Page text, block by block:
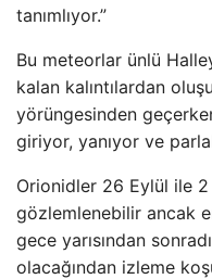
tanımlıyor.”
Bu meteorlar ünlü
kalan kalıntılardan
yörüngesinden
giriyor, yanıyor ve
Orionidler 26 Eylül ile 2
gözlemlenebilir ancak
gece yarısından
olacağından izleme